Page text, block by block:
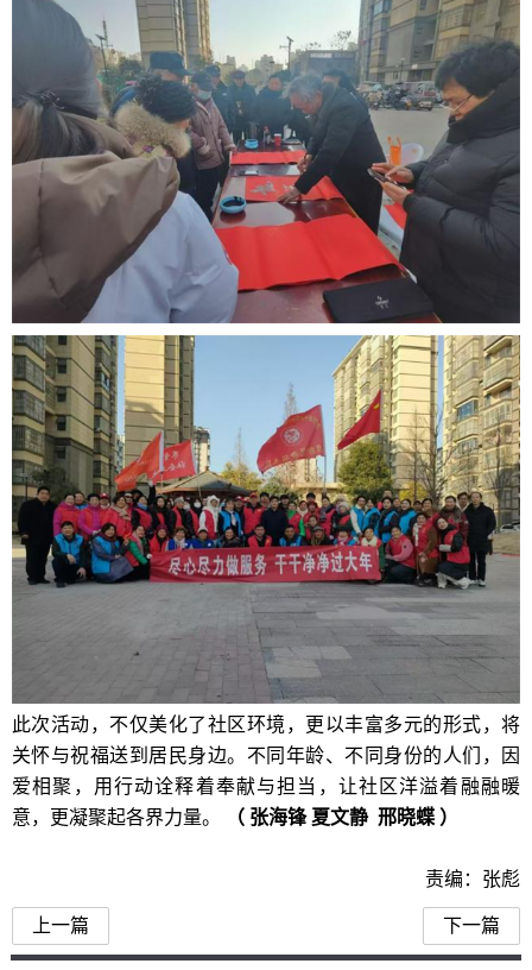
此次活动，不仅美化了社区环境，更以丰富多元的形式，将
关怀与祝福送到居民身边。不同年龄、不同身份的人们，因
爱相聚，用行动诠释着奉献与担当，让社区洋溢着融融暖
意，更凝聚起各界力量。
（ 张海锋 夏文静 邢晓蝶 ）
责编：张彪
上一篇 下一篇